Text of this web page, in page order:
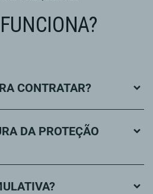
CONTRATAR?
DA PROTEÇÃO